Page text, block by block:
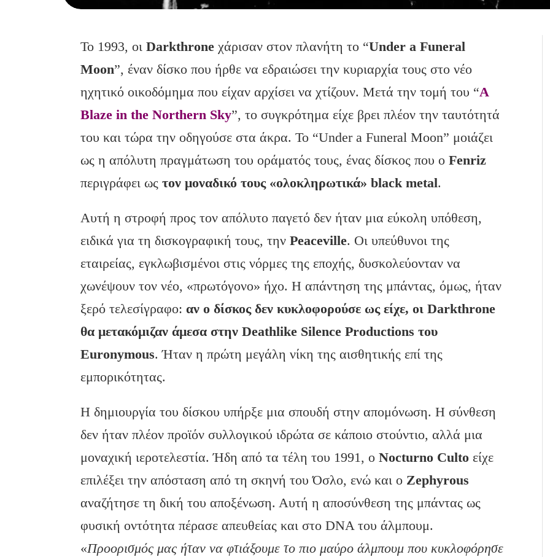
Το 1993, οιDarkthrone χάρισαν στον πλανήτη το “Under a Funeral
Moon”, έναν δίσκο που ήρθε να εδραιώσει την κυριαρχία τους στο νέο
ηχητικό οικοδόμημα που είχαν αρχίσει να χτίζουν. Μετά την τομή του “A
Blaze in the Northern Sky”, το συγκρότημα είχε βρει πλέον την ταυτότητά
του και τώρα την οδηγούσε στα άκρα. Το “Under a Funeral Moon” μοιάζει
ως η απόλυτη πραγμάτωση του οράματός τους, ένας δίσκος που οFenriz
περιγράφει ωςτον μοναδικό τους «ολοκληρωτικά»blackmetal.
Αυτή η στροφή προς τον απόλυτο παγετό δεν ήταν μια εύκολη υπόθεση,
ειδικά για τη δισκογραφική τους, τηνPeaceville. Οι υπεύθυνοι της
εταιρείας, εγκλωβισμένοι στις νόρμες της εποχής, δυσκολεύονταν να
χωνέψουν τον νέο, «πρωτόγονο» ήχο. Η απάντηση της μπάντας, όμως, ήταν
ξερό τελεσίγραφο:αν ο δίσκος δεν κυκλοφορούσε ως είχε, οιDarkthrone
θα μετακόμιζαν άμεσα στην Deathlike Silence Productions του
Euronymous. Ήταν η πρώτη μεγάλη νίκη της αισθητικής επί της
εμπορικότητας.
Η δημιουργία του δίσκου υπήρξε μια σπουδή στην απομόνωση. Η σύνθεση
δεν ήταν πλέον προϊόν συλλογικού ιδρώτα σε κάποιο στούντιο, αλλά μια
μοναχική ιεροτελεστία. Ήδη από τα τέλη του 1991, οNocturno Culto είχε
επιλέξει την απόσταση από τη σκηνή του Όσλο, ενώ και ο Zephyrous
αναζήτησε τη δική του αποξένωση. Αυτή η αποσύνθεση της μπάντας ως
φυσική οντότητα πέρασε απευθείας και στο DNA του άλμπουμ.
«Προορισμός μας ήταν να φτιάξουμε το πιο μαύρο άλμπουμ που κυκλοφόρησε